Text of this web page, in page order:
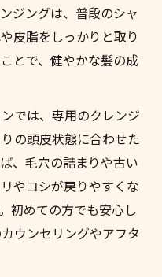
ジングは、普段のシャ
皮脂をしっかりと取り
とで、健やかな髪の成
では、専用のクレンジ
の頭皮状態に合わせた
、毛穴の詰まりや古い
やコシが戻りやすくな
初めての方でも安心し
ウンセリングやアフタ